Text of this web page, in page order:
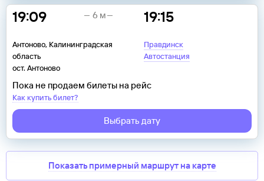
19:09
Антоново, Калининградская
область
ост. Антоново
19:15
Правдинск
Автостанция
6 м
Пока не продаем билеты на рейс
Как купить билет?
Выбрать дату
Показать примерный маршрут на карте